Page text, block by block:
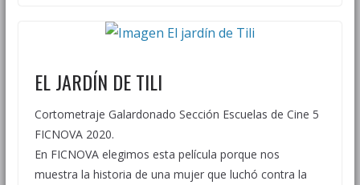
EL JARDÍN DE TILI
Cortometraje Galardonado Sección Escuelas de Cine 5
FICNOVA 2020.
En FICNOVA elegimos esta película porque nos
muestra la historia de una mujer que luchó contra la